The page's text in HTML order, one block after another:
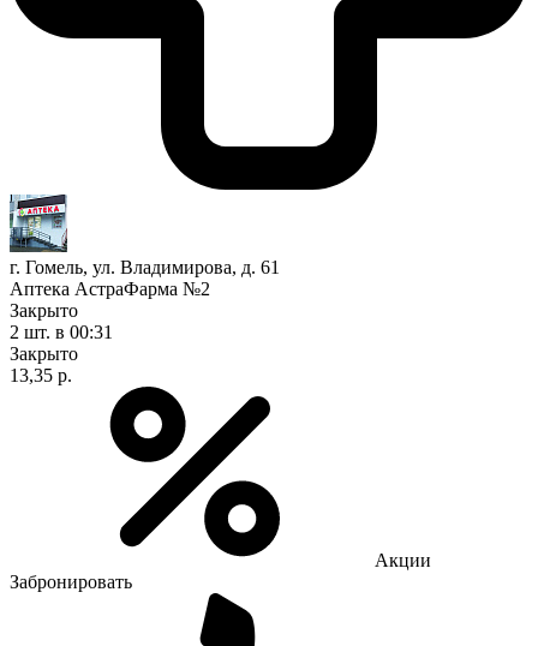
г. Гомель, ул. Владимирова, д. 61
Аптека АстраФарма №2
Закрыто
2 шт. в 00:31
Закрыто
13,35 р.
Акции
Забронировать